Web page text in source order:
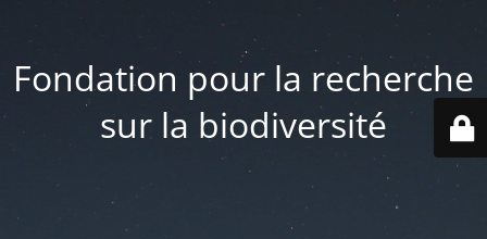
Fondation pour la recherche
sur la biodiversité